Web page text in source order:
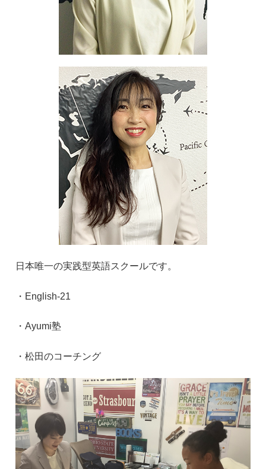
日本唯一の実践型英語スクールです。
・ English-21
・ Ayumi塾
・松田のコーチング